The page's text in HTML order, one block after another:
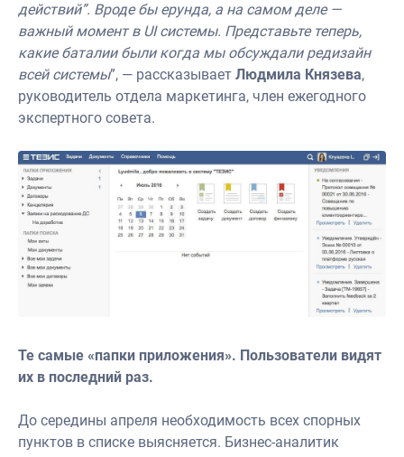
действий”. Вроде бы ерунда, а на самом деле —
важный момент в UI системы. Представьте теперь,
какие баталии были когда мы обсуждали редизайн
всей системы”, — рассказывает Людмила Князева,
руководитель отдела маркетинга, член ежегодного
экспертного совета.
Те самые «папки приложения». Пользователи видят
их в последний раз.
До середины апреля необходимость всех спорных
пунктов в списке выясняется. Бизнес-аналитик